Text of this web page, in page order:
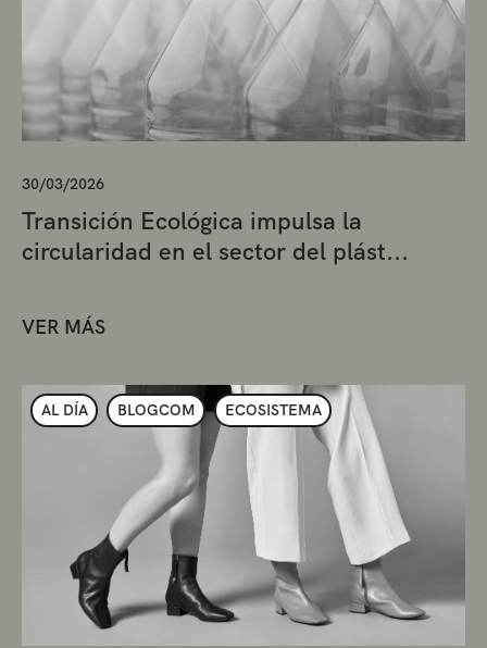
30/03/2026
Transición Ecológica impulsa la
circularidad en el sector del plást...
VER MÁS
AL DÍA BLOGCOM ECOSISTEMA